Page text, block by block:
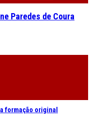
Paredes de Coura
formação original